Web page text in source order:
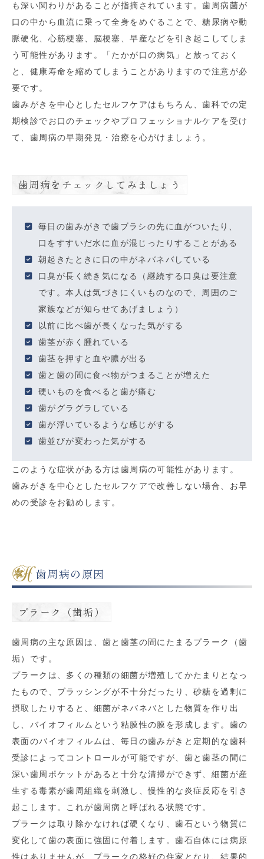
も深い関わりがあることが指摘されています。歯周病菌が
口の中から血流に乗って全身をめぐることで、糖尿病や動
脈硬化、心筋梗塞、脳梗塞、早産などを引き起こしてしま
う可能性があります。「たかが口の病気」と放っておく
と、健康寿命を縮めてしまうことがありますので注意が必
要です。
歯みがきを中心としたセルフケアはもちろん、歯科での定
期検診でお口のチェックやプロフェッショナルケアを受け
て、歯周病の早期発見・治療を心がけましょう。
歯周病をチェックしてみましょう
毎日の歯みがきで歯ブラシの先に血がついたり、
口をすすいだ水に血が混じったりすることがある
朝起きたときに口の中がネバネバしている
口臭が長く続き気になる（継続する口臭は要注意
です。本人は気づきにくいものなので、周囲のご
家族などが知らせてあげましょう）
以前に比べ歯が長くなった気がする
歯茎が赤く腫れている
歯茎を押すと血や膿が出る
歯と歯の間に食べ物がつまることが増えた
硬いものを食べると歯が痛む
歯がグラグラしている
歯が浮いているような感じがする
歯並びが変わった気がする
このような症状がある方は歯周病の可能性があります。
歯みがきを中心としたセルフケアで改善しない場合、お早
めの受診をお勧めします。
歯周病の原因
プラーク（歯垢）
歯周病の主な原因は、歯と歯茎の間にたまるプラーク（歯
垢）です。
プラークは、多くの種類の細菌が増殖してかたまりとなっ
たもので、ブラッシングが不十分だったり、砂糖を過剰に
摂取したりすると、細菌がネバネバとした物質を作り出
し、バイオフィルムという粘膜性の膜を形成します。歯の
表面のバイオフィルムは、毎日の歯みがきと定期的な歯科
受診によってコントロールが可能ですが、歯と歯茎の間に
深い歯周ポケットがあると十分な清掃ができず、細菌が産
生する毒素が歯周組織を刺激し、慢性的な炎症反応を引き
起こします。これが歯周病と呼ばれる状態です。
プラークは取り除かなければ硬くなり、歯石という物質に
変化して歯の表面に強固に付着します。歯石自体には病原
性はありませんが、プラークの格好の住家となり、結果的